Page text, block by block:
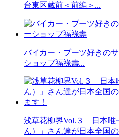
台東区蔵前＜前編＞...
バイカー・ブーツ好きの
ショップ福祿壽...
浅草花柳界Vol.３ 日本唯
ん）」さん達が日本全国